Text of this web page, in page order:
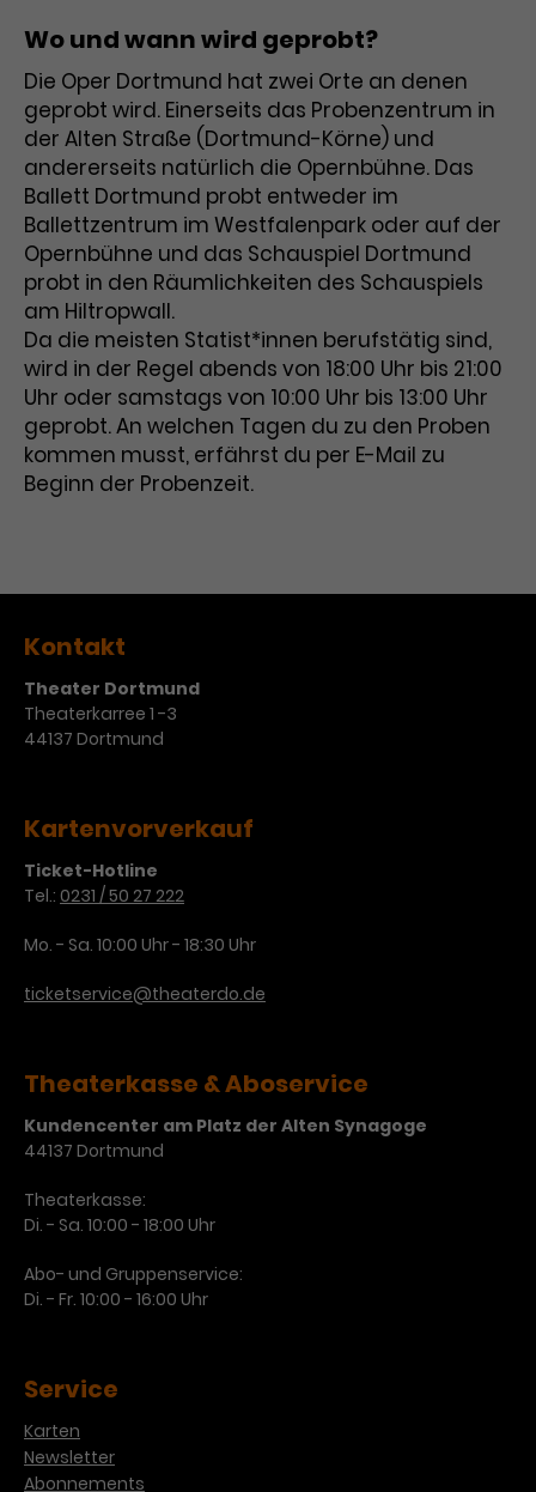
Wo und wann wird geprobt?
Die Oper Dortmund hat zwei Orte an denen
geprobt wird. Einerseits das Probenzentrum in
der Alten Straße (Dortmund-Körne) und
andererseits natürlich die Opernbühne. Das
Ballett Dortmund probt entweder im
Ballettzentrum im Westfalenpark oder auf der
Opernbühne und das Schauspiel Dortmund
probt in den Räumlichkeiten des Schauspiels
am Hiltropwall.
Da die meisten Statist*innen berufstätig sind,
wird in der Regel abends von 18:00 Uhr bis 21:00
Uhr oder samstags von 10:00 Uhr bis 13:00 Uhr
geprobt. An welchen Tagen du zu den Proben
kommen musst, erfährst du per E-Mail zu
Beginn der Probenzeit.
Kontakt
Theater Dortmund
Theaterkarree 1 -3
44137 Dortmund
Kartenvorverkauf
Ticket-Hotline
Tel.: 0231 / 50 27 222
Mo. - Sa. 10:00 Uhr - 18:30 Uhr
ticketservice@theaterdo.de
Theaterkasse & Aboservice
Kundencenter am Platz der Alten Synagoge
44137 Dortmund
Theaterkasse:
Di. - Sa. 10:00 - 18:00 Uhr
Abo- und Gruppenservice:
Di. - Fr. 10:00 - 16:00 Uhr
Service
Karten
Newsletter
Abonnements